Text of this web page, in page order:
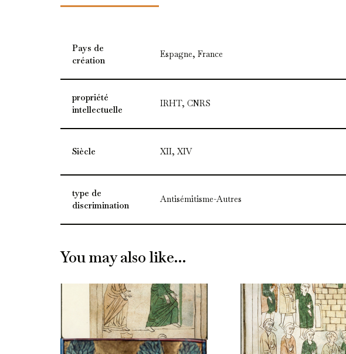
Pays de
création
Espagne, France
propriété
intellectuelle
IRHT, CNRS
Siècle XII, XIV
type de
discrimination
Antisémitisme-Autres
You may also like…